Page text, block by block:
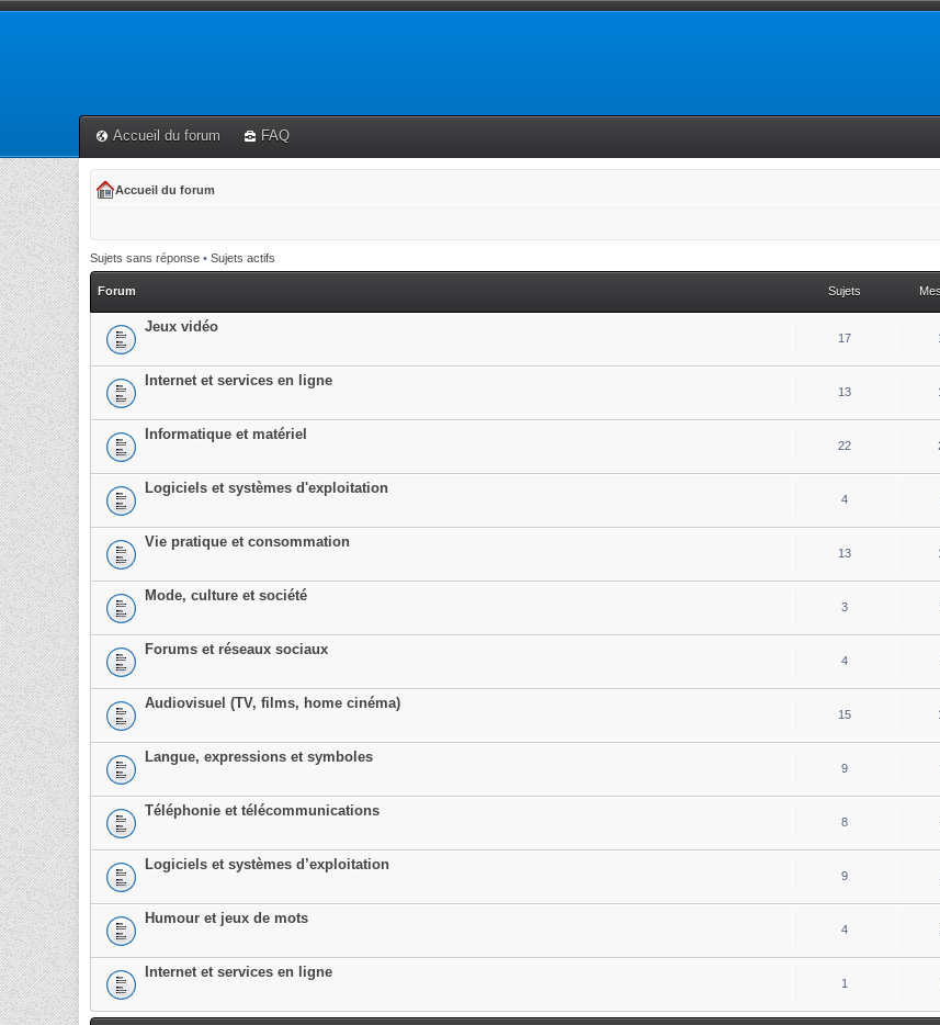
Accueil du forum FAQ
Accueil du forum
Sujets sans réponse • Sujets actifs
Forum Sujets
Jeux vidéo
17
Internet et services en ligne
13
Informatique et matériel
22
Logiciels et systèmes d'exploitation
4
Vie pratique et consommation
13
Mode, culture et société
3
Forums et réseaux sociaux
4
Audiovisuel (TV, films, home cinéma)
15
Langue, expressions et symboles
9
Téléphonie et télécommunications
8
Logiciels et systèmes d’exploitation
9
Humour et jeux de mots
4
Internet et services en ligne
1